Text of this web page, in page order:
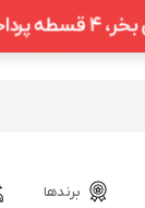
برندها